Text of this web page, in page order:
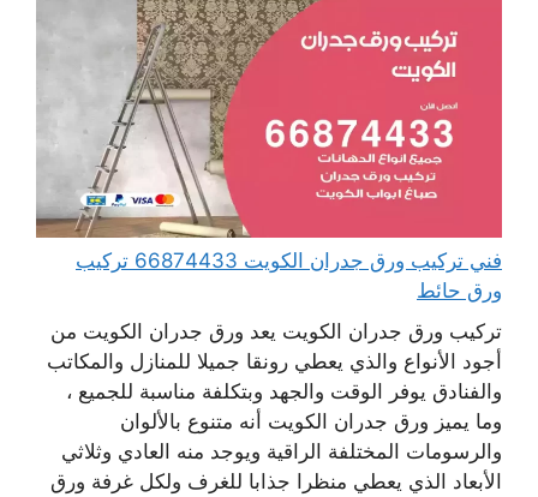
فني تركيب ورق جدران الكويت 66874433 تركيب
ورق حائط
تركيب ورق جدران الكويت يعد ورق جدران الكويت من
أجود الأنواع والذي يعطي رونقا جميلا للمنازل والمكاتب
والفنادق يوفر الوقت والجهد وبتكلفة مناسبة للجميع ،
وما يميز ورق جدران الكويت أنه متنوع بالألوان
والرسومات المختلفة الراقية ويوجد منه العادي وثلاثي
الأبعاد الذي يعطي منظرا جذابا للغرف ولكل غرفة ورق